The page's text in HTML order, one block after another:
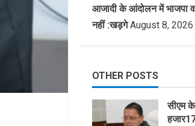
आजादी के आंदोलन में भाजपा
नहीं :खड़गे August 8, 2026
OTHER POSTS
सीएम